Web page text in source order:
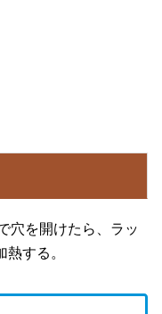
穴を開けたら、ラッ
する。